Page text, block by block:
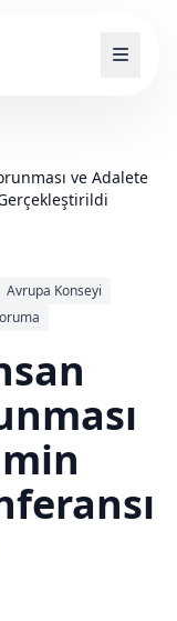
ve Adalete
Avrupa Konseyi